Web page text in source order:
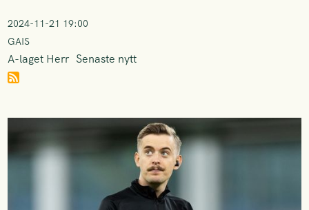
2024-11-21 19:00
GAIS
A-laget Herr Senaste nytt